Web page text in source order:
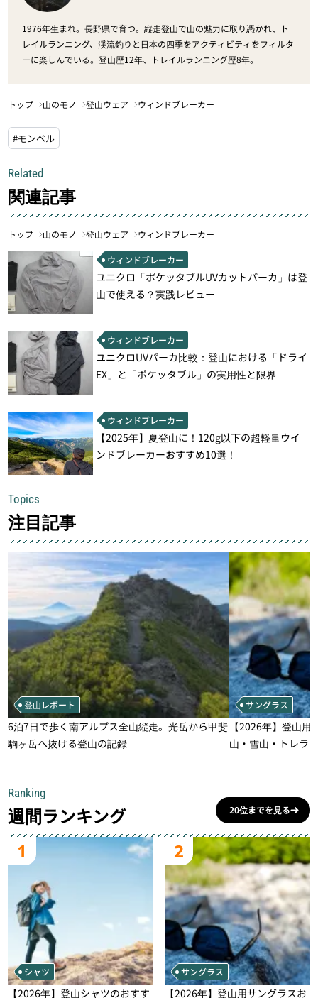
1976年生まれ。長野県で育つ。縦走登山で山の魅力に取り憑かれ、ト
レイルランニング、渓流釣りと日本の四季をアクティビティをフィルタ
ーに楽しんでいる。登山歴12年、トレイルランニング歴8年。
トップ 山のモノ 登山ウェア ウィンドブレーカー
#モンベル
Related
関連記事
トップ 山のモノ 登山ウェア ウィンドブレーカー
ウィンドブレーカー
ユニクロ「ポケッタブルUVカットパーカ」は登
山で使える？実践レビュー
ウィンドブレーカー
ユニクロUVパーカ比較：登山における「ドライ
EX」と「ポケッタブル」の実用性と限界
ウィンドブレーカー
【2025年】夏登山に！120g以下の超軽量ウイ
ンドブレーカーおすすめ10選！
Topics
注目記事
登山レポート
6泊7日で歩く南アルプス全山縦走。光岳から甲斐
駒ヶ岳へ抜ける登山の記録
サングラス
【2026年】登山
山・雪山・トレラ
Ranking
週間ランキング 20位までを見る
1
シャツ
【2026年】登山シャツのおすす
2
サングラス
【2026年】登山用サングラスお